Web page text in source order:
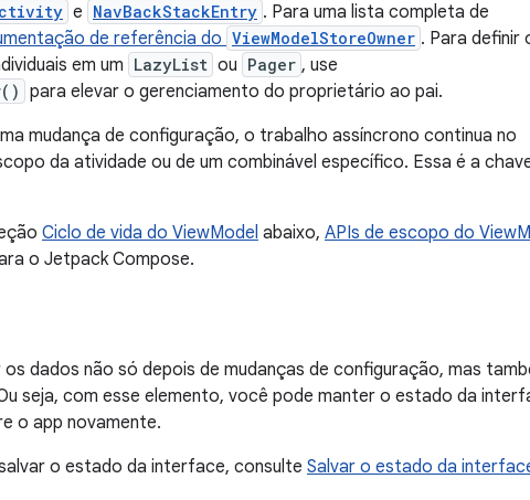
e NavBackStackEntry . Para uma lista completa de
de referência do ViewModelStoreOwner . Para definir
em um LazyList ou Pager , use
para elevar o gerenciamento do proprietário ao pai.
mudança de configuração, o trabalho assíncrono continua no
da atividade ou de um combinável específico. Essa é a
Ciclo de vida do ViewModel abaixo, APIs de escopo do
o Jetpack Compose.
dados não só depois de mudanças de configuração, mas
seja, com esse elemento, você pode manter o estado da
o app novamente.
o estado da interface, consulte Salvar o estado da